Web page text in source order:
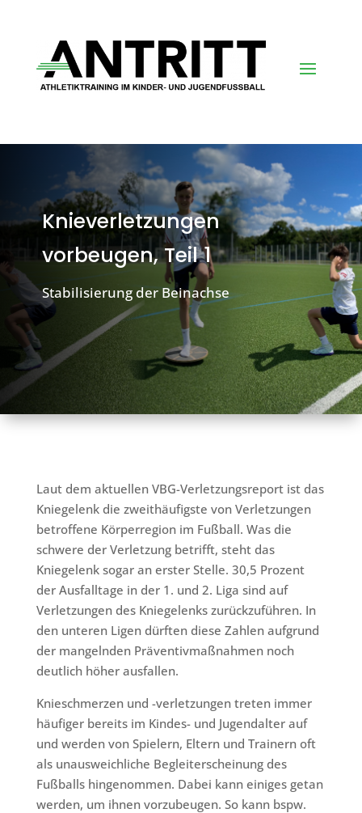
Knieverletzungen
vorbeugen, Teil 1
Stabilisierung der Beinachse
Laut dem aktuellen VBG-Verletzungsreport ist das
Kniegelenk die zweithäufigste von Verletzungen
betroffene Körperregion im Fußball. Was die
schwere der Verletzung betrifft, steht das
Kniegelenk sogar an erster Stelle. 30,5 Prozent
der Ausfalltage in der 1. und 2. Liga sind auf
Verletzungen des Kniegelenks zurückzuführen. In
den unteren Ligen dürften diese Zahlen aufgrund
der mangelnden Präventivmaßnahmen noch
deutlich höher ausfallen.
Knieschmerzen und -verletzungen treten immer
häufiger bereits im Kindes- und Jugendalter auf
und werden von Spielern, Eltern und Trainern oft
als unausweichliche Begleiterscheinung des
Fußballs hingenommen. Dabei kann einiges getan
werden, um ihnen vorzubeugen. So kann bspw.